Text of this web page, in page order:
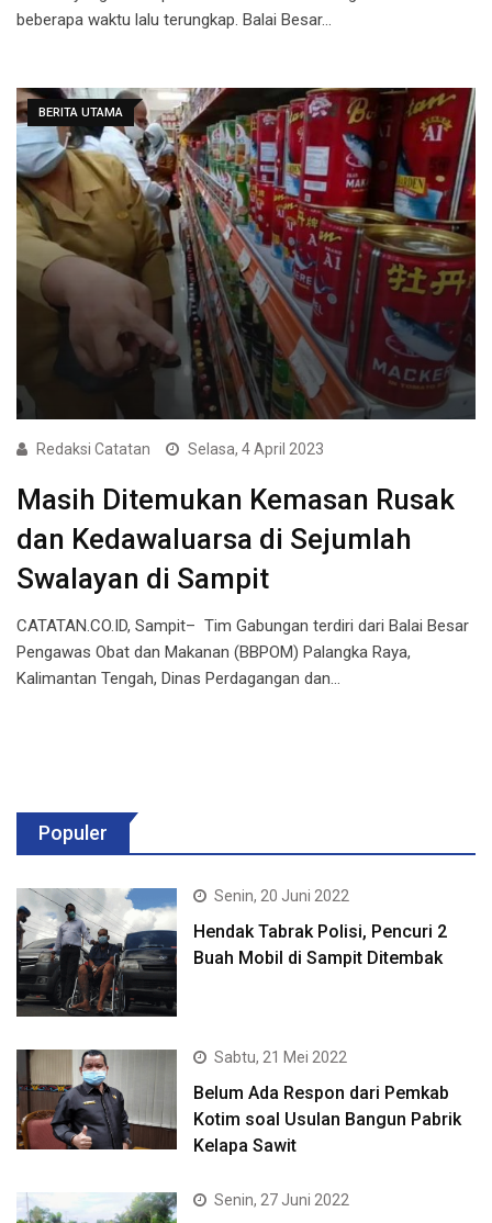
beberapa waktu lalu terungkap. Balai Besar…
BERITA UTAMA
Redaksi Catatan Selasa, 4 April 2023
Masih Ditemukan Kemasan Rusak
dan Kedawaluarsa di Sejumlah
Swalayan di Sampit
CATATAN.CO.ID, Sampit– Tim Gabungan terdiri dari Balai Besar
Pengawas Obat dan Makanan (BBPOM) Palangka Raya,
Kalimantan Tengah, Dinas Perdagangan dan…
Populer
Senin, 20 Juni 2022
Hendak Tabrak Polisi, Pencuri 2
Buah Mobil di Sampit Ditembak
Sabtu, 21 Mei 2022
Belum Ada Respon dari Pemkab
Kotim soal Usulan Bangun Pabrik
Kelapa Sawit
Senin, 27 Juni 2022